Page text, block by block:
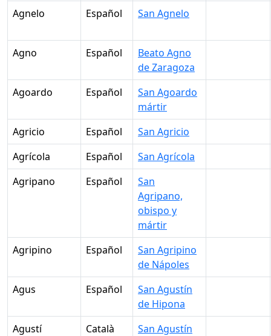
Agnelo Español San Agnelo
Agno Español
Beato Agno
de Zaragoza
Agoardo
Español
San Agoardo
mártir
Agricio
Español
San Agricio
Agrícola
Español
San Agrícola
Agripano
Español
San
Agripano,
obispo y
mártir
Agripino
Español
San Agripino
de Nápoles
Agus
Español
San Agustín
de Hipona
Agustí
Català
San Agustín